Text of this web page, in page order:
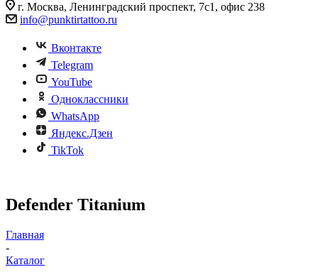
г. Москва, Ленинградский проспект, 7с1, офис 238
info@punktirtattoo.ru
Вконтакте
Telegram
YouTube
Одноклассники
WhatsApp
Яндекс.Дзен
TikTok
Defender Titanium
Главная
-
Каталог